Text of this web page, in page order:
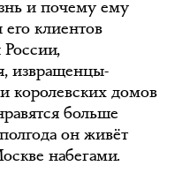
и почему ему
клиентов
извращенцы-
королевских домов
больше
он живёт
набегами.